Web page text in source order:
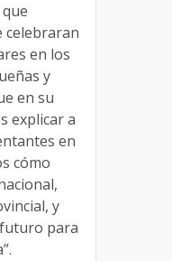
celebraran
en los
y
en su
explicar a
en
cómo
y
para